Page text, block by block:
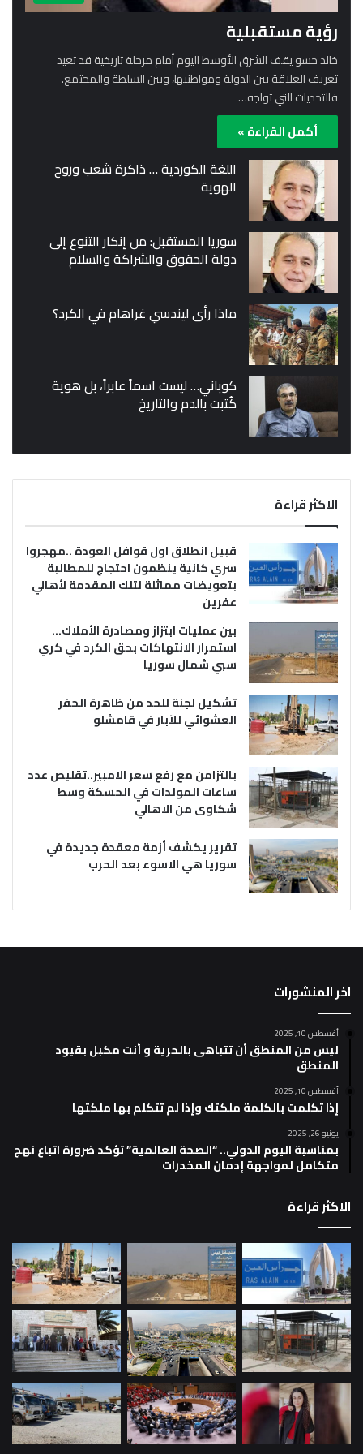
رؤية مستقبلية
خالد حسو يقف الشرق الأوسط اليوم أمام مرحلة تاريخية قد تعيد
تعريف العلاقة بين الدولة ومواطنيها، وبين السلطة والمجتمع.
فالتحديات التي تواجه…
أكمل القراءة »
اللغة الكوردية … ذاكرة شعب وروح
الهوية
سوريا المستقبل: من إنكار التنوع إلى
دولة الحقوق والشراكة والسلام
ماذا رأى ليندسي غراهام في الكرد؟
كوباني… ليست اسماً عابراً، بل هوية
كُتبت بالدم والتاريخ
الاكثر قراءة
قبيل انطلاق اول قوافل العودة ..مهجروا
سري كانية ينظمون احتجاج للمطالبة
بتعويضات مماثلة لتلك المقدمة لأهالي
عفرين
بين عمليات ابتزاز ومصادرة الأملاك…
استمرار الانتهاكات بحق الكرد في كري
سبي شمال سوريا
تشكيل لجنة للحد من ظاهرة الحفر
العشوائي للآبار في قامشلو
بالتزامن مع رفع سعر الامبير..تقليص عدد
ساعات المولدات في الحسكة وسط
شكاوى من الاهالي
تقرير يكشف أزمة معقدة جديدة في
سوريا هي الاسوء بعد الحرب
اخر المنشورات
أغسطس 10, 2025
ليس من المنطق أن تتباهى بالحرية و أنت مكبل بقيود
المنطق
أغسطس 10, 2025
إذا تكلمت بالكلمة ملكتك وإذا لم تتكلم بها ملكتها
يونيو 26, 2025
بمناسبة اليوم الدولي.. “الصحة العالمية” تؤكد ضرورة اتباع نهج
متكامل لمواجهة إدمان المخدرات
الاكثر قراءة